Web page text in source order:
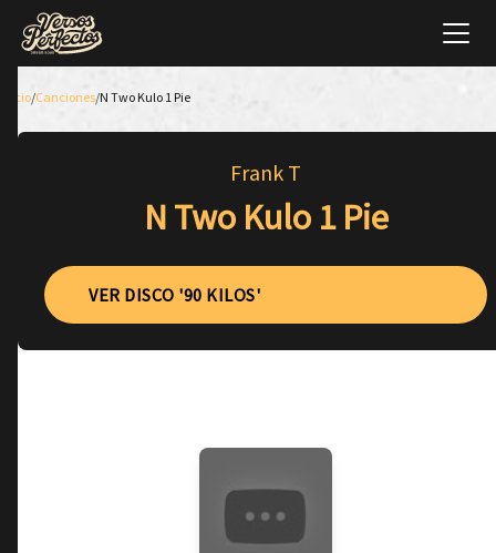
Inicio/Canciones/N Two Kulo 1 Pie
Frank T
N Two Kulo 1 Pie
VER DISCO '90 KILOS'